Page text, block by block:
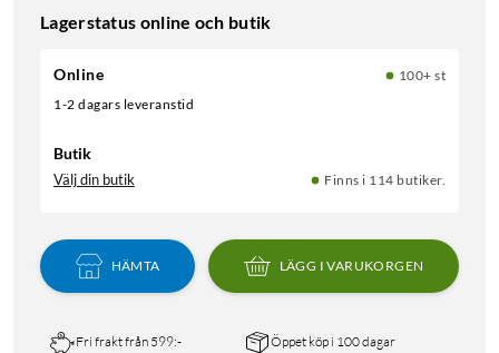
Lagerstatus online och butik
Online
100+ st
1-2 dagars leveranstid
Butik
Välj din butik Finns i 114 butiker.
HÄMTA LÄGG I VARUKORGEN
Fri frakt från 599:- Öppet köp i 100 dagar